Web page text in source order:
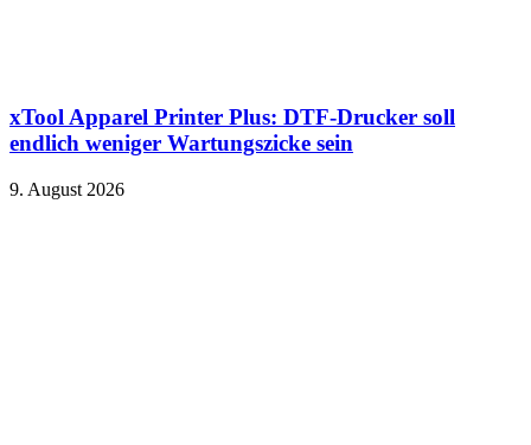
xTool Apparel Printer Plus: DTF-Drucker soll
endlich weniger Wartungszicke sein
9. August 2026